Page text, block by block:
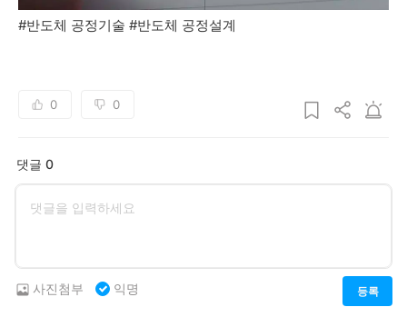
#반도체 공정기술 #반도체 공정설계
0 0
댓글 0
등록
사진첨부 익명